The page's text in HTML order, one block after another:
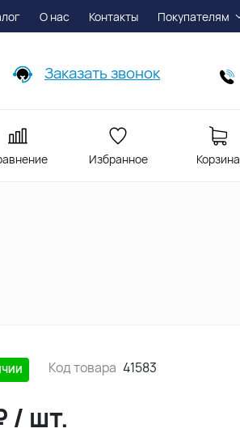
О нас Контакты Покупателям
Заказать звонок
Избранное Корзина
Код товара 41583
/ шт.